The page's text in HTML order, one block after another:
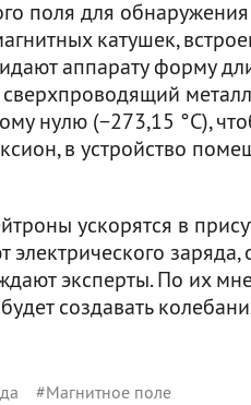
поля для
катушек,
аппарату форму
нулю (−273,15 °C),
в устройство
ускорятся в
электрического
эксперты. По их
создавать
#Магнитное поле